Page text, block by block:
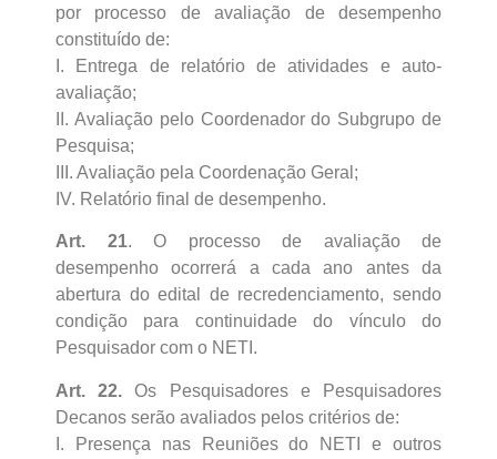
por processo de avaliação de desempenho
constituído de:
I. Entrega de relatório de atividades e auto-
avaliação;
II. Avaliação pelo Coordenador do Subgrupo de
Pesquisa;
III. Avaliação pela Coordenação Geral;
IV. Relatório final de desempenho.
Art. 21. O processo de avaliação de
desempenho ocorrerá a cada ano antes da
abertura do edital de recredenciamento, sendo
condição para continuidade do vínculo do
Pesquisador com o NETI.
Art. 22. Os Pesquisadores e Pesquisadores
Decanos serão avaliados pelos critérios de:
I. Presença nas Reuniões do NETI e outros